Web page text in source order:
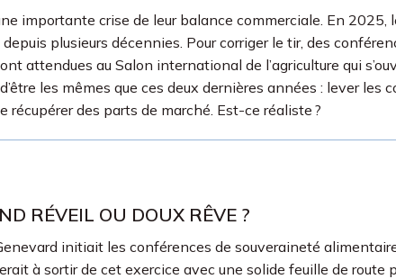
importante crise de leur balance commerciale. En
plusieurs décennies. Pour corriger le tir, des
attendues au Salon international de l’agriculture qui
les mêmes que ces deux dernières années : lever les
des parts de marché. Est-ce réaliste ?
RÉVEIL OU DOUX RÊVE ?
initiait les conférences de souveraineté
à sortir de cet exercice avec une solide feuille de route